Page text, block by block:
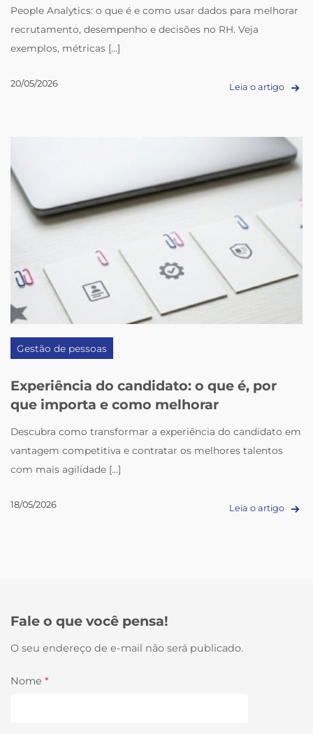
People Analytics: o que é e como usar dados para melhorar
recrutamento, desempenho e decisões no RH. Veja
exemplos, métricas [...]
20/05/2026 Leia o artigo
Gestão de pessoas
Experiência do candidato: o que é, por
que importa e como melhorar
Descubra como transformar a experiência do candidato em
vantagem competitiva e contratar os melhores talentos
com mais agilidade [...]
18/05/2026 Leia o artigo
Fale o que você pensa!
O seu endereço de e-mail não será publicado.
Nome *